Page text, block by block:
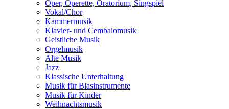
Oper, Operette, Oratorium, Singspiel
Vokal/Chor
Kammermusik
Klavier- und Cembalomusik
Geistliche Musik
Orgelmusik
Alte Musik
Jazz
Klassische Unterhaltung
Musik für Blasinstrumente
Musik für Kinder
Weihnachtsmusik